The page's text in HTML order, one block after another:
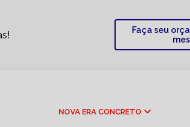
Faça seu
NOVA ERA CONCRETO